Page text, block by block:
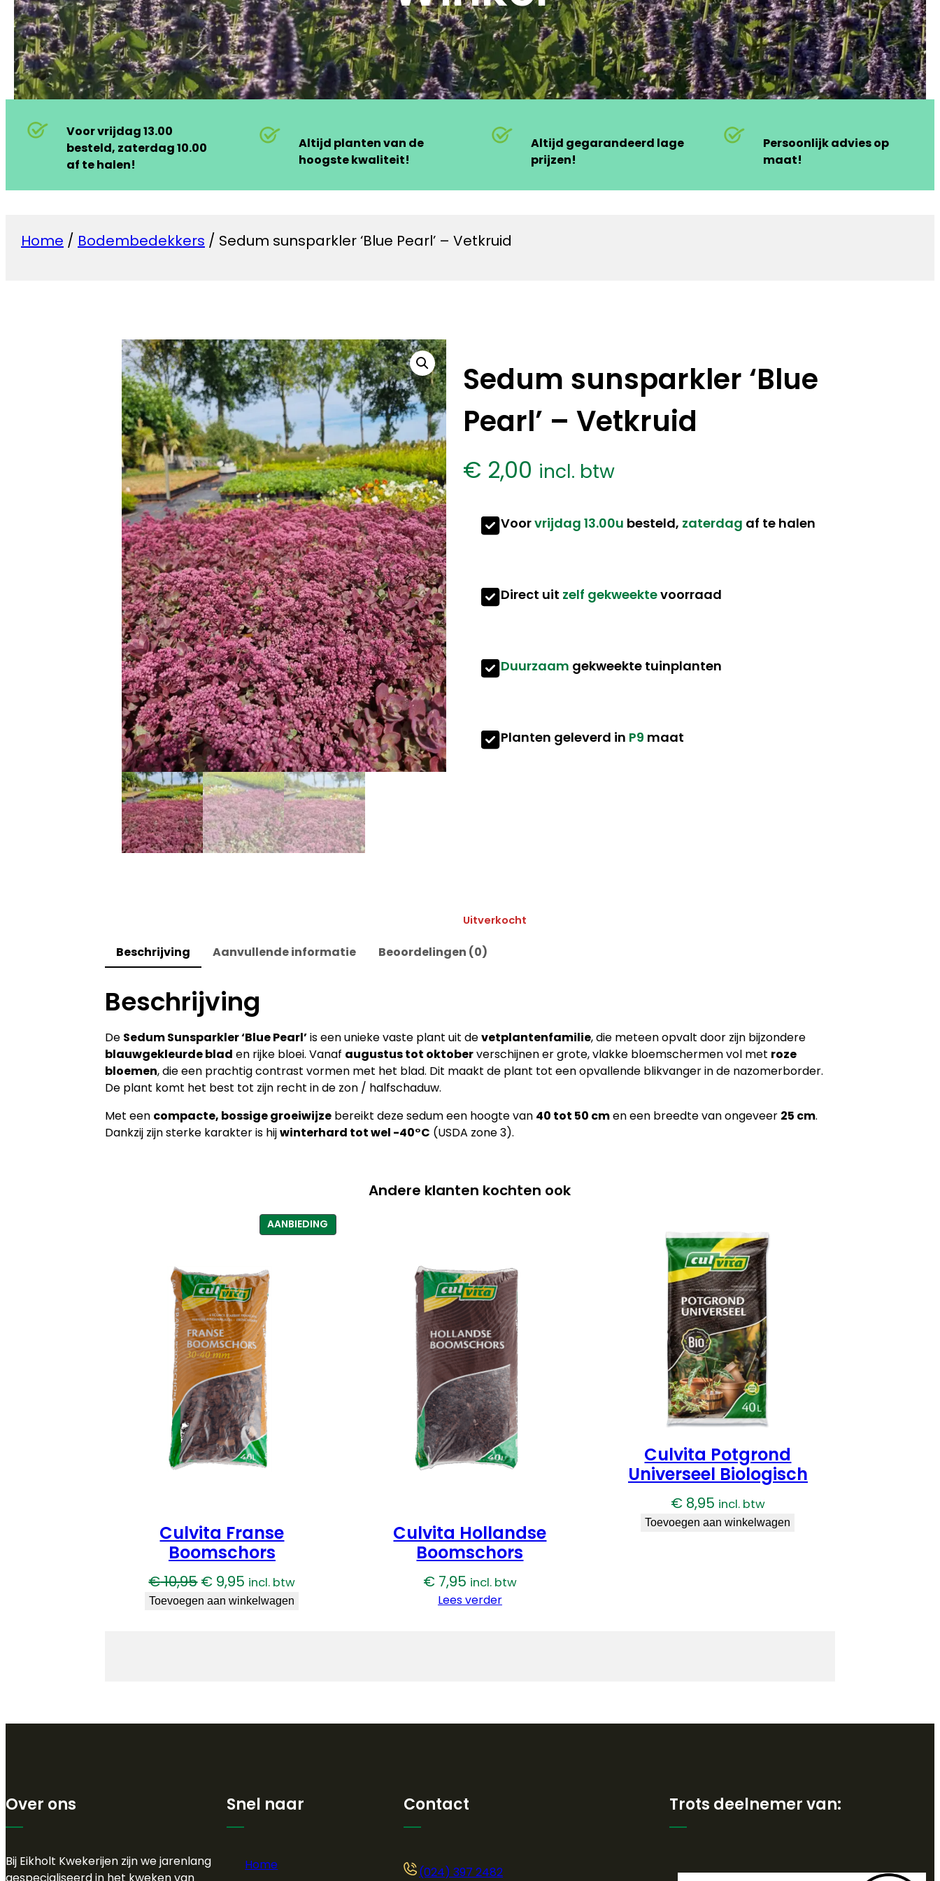
Voor vrijdag 13.00
besteld, zaterdag 10.00
af te halen!
Altijd planten van de
hoogste kwaliteit!
Altijd gegarandeerd lage
prijzen!
Persoonlijk advies op
maat!
Home / Bodembedekkers / Sedum sunsparkler ‘Blue Pearl’ – Vetkruid
Sedum sunsparkler ‘Blue
Pearl’ – Vetkruid
€ 2,00 incl. btw
Voorvrijdag 13.00u besteld, zaterdag af te halen
Direct uit zelf gekweektevoorraad
Duurzaam gekweekte tuinplanten
Planten geleverd in P9 maat
Uitverkocht
Beschrijving Aanvullende informatie Beoordelingen (0)
Beschrijving
De Sedum Sunsparkler ‘Blue Pearl’is een unieke vaste plant uit devetplantenfamilie, die meteen opvalt door zijn bijzondere
blauwgekleurde blad en rijke bloei. Vanaf augustus tot oktoberverschijnen er grote, vlakke bloemschermen vol met roze
bloemen, die een prachtig contrast vormen met het blad. Dit maakt de plant tot een opvallende blikvanger in de nazomerborder.
De plant komt het best tot zijn recht in de zon / halfschaduw.
Met een compacte, bossige groeiwijze bereikt deze sedum een hoogte van 40 tot 50 cmen een breedte van ongeveer 25 cm.
Dankzij zijn sterke karakter is hijwinterhard tot wel -40°C (USDA zone 3).
Andere klanten kochten ook
AANBIEDING
IN
Culvita Franse
Boomschors
€10,95Oorspronkelijke
prijs
€ 9,95 Huidige
prijs
incl. btw
Toevoegen aan winkelwagen
Culvita Hollandse
Boomschors
€7,95 incl. btw
Lees verder
Culvita Potgrond
Universeel Biologisch
€8,95 incl. btw
Toevoegen aan winkelwagen
Over ons
Bij Eikholt Kwekerijen zijn we jarenlang
gespecialiseerd in het kweken van
Snel naar
Home
Contact
(024) 397 2482
Trots deelnemer van: